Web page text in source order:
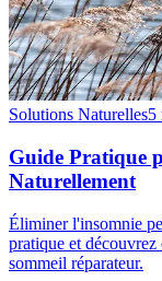
Solutions Naturelles5
Guide Pratique
Naturellement
Éliminer l'insomnie
pratique et
sommeil réparateur.